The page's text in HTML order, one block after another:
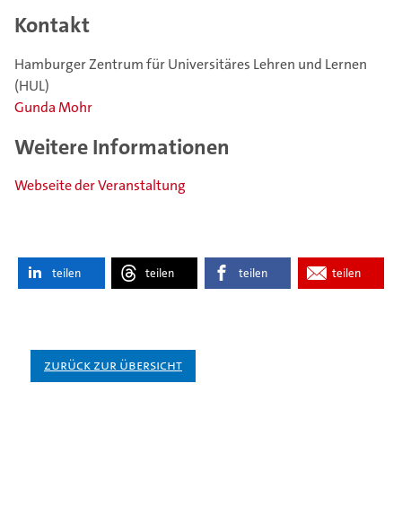
Kontakt
Hamburger Zentrum für Universitäres Lehren und Lernen
(HUL)
Gunda Mohr
Weitere Informationen
Webseite der Veranstaltung
teilen teilen teilen teilen
Zurück zur Übersicht